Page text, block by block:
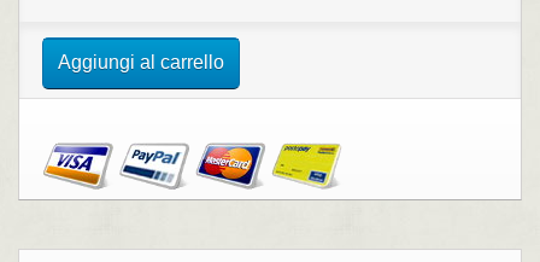
Aggiungi al carrello